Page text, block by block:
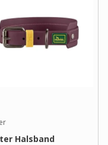
Halsband